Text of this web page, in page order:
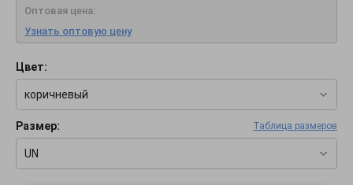
Оптовая цена:
Узнать оптовую цену
Цвет:
коричневый
Размер: Таблица размеров
UN